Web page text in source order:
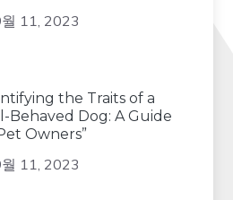
11, 2023
the Traits of a
Behaved Dog: A Guide
Owners”
11, 2023